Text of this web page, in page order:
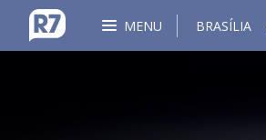
MENU BRASÍLIA